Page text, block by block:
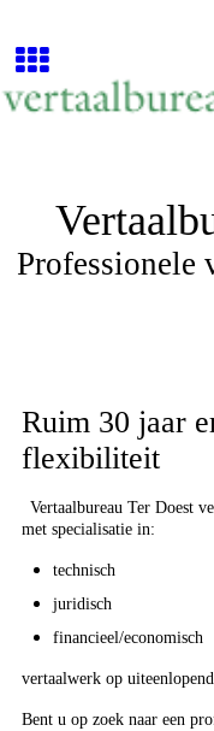
Professionele
Ruim 30 jaar
flexibiliteit
Vertaalbureau Ter Doest
met specialisatie in:
technisch
juridisch
financieel/economisch
vertaalwerk op
Bent u op zoek naar een